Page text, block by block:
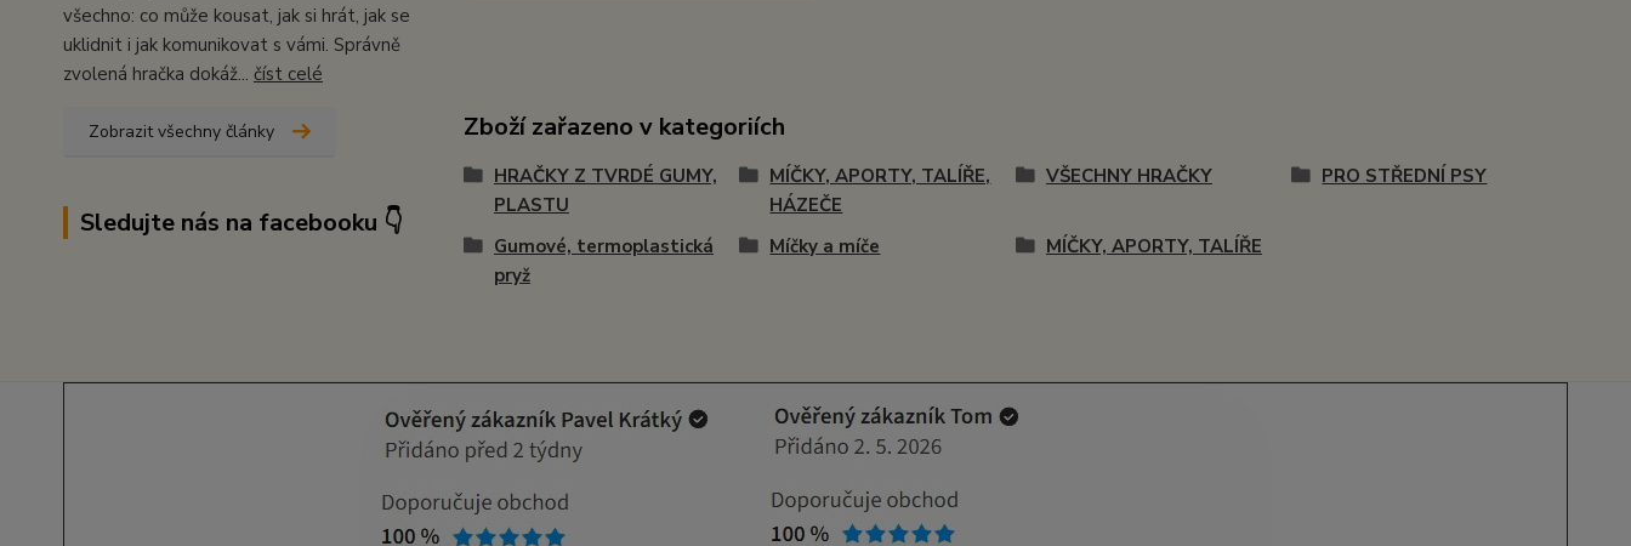
všechno: co může kousat, jak si hrát, jak se
uklidnit i jak komunikovat s vámi. Správně
zvolená hračka dokáž... číst celé
Zobrazit všechny články
Sledujte nás na facebooku 👇
Zboží zařazeno v kategoriích
HRAČKY Z TVRDÉ GUMY,
PLASTU
MÍČKY, APORTY, TALÍŘE,
HÁZEČE
VŠECHNY HRAČKY PRO STŘEDNÍ PSY
Gumové, termoplastická
pryž
Míčky a míče MÍČKY, APORTY, TALÍŘE